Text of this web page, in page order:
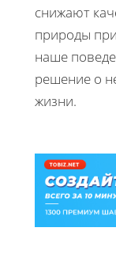
снижают
природы
наше
решение о
жизни.